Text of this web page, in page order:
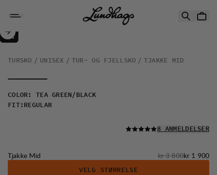
Tjakke Mid
SALG :
50%
TURSKO UNISEX TUR- OG FJELLSKO TJAKKE MID
COLOR : TEA GREEN/BLACK
FIT: REGULAR
LES ALLE
8 ANMELDELSER
Tjakke Mid Originalpris:
kr 3 800Salgspris
kr 1 900
VELG STØRRELSE